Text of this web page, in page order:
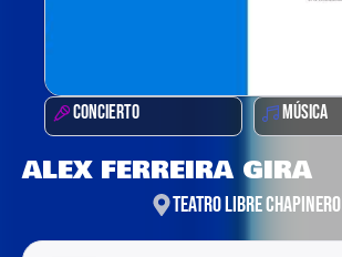
CONCIERTO MÚSICA
ALEX FERREIRA GIRA
TEATRO LIBRE CHAPINERO